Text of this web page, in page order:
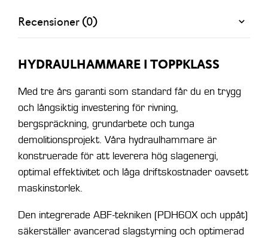
Recensioner (0)
HYDRAULHAMMARE I TOPPKLASS
Med tre års garanti som standard får du en trygg
och långsiktig investering för rivning,
bergspräckning, grundarbete och tunga
demolitionsprojekt. Våra hydraulhammare är
konstruerade för att leverera hög slagenergi,
optimal effektivitet och låga driftskostnader oavsett
maskinstorlek.
Den integrerade ABF-tekniken (PDH60X och uppåt)
säkerställer avancerad slagstyrning och optimerad